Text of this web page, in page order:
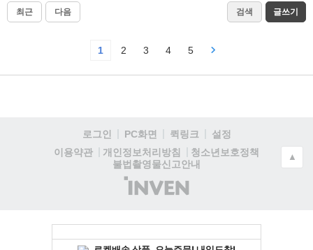
최근 다음 검색 글쓰기
1 2 3 4 5
로그인 PC화면 퀵링크
설정
이용약관
개인정보처리방침
청소년보호정책
불법촬영물신고안내
(주)
인
▲